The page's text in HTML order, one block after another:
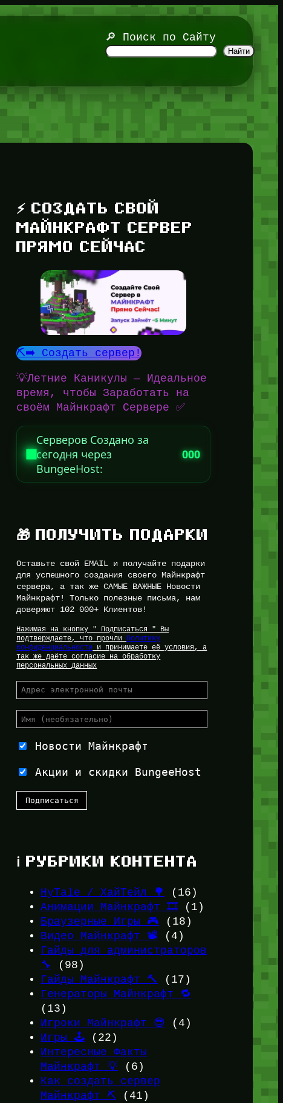
🔎 Поиск по Сайту
Найти
⚡ СОЗДАТЬ СВОЙ
МАЙНКРАФТ СЕРВЕР
ПРЯМО СЕЙЧАС
⛏️➡️ Создать сервер!
💡Летние Каникулы — Идеальное
время, чтобы Заработать на
своём Майнкрафт Сервере ✅
Серверов Создано за
сегодня через
BungeeHost:
000
🎁 ПОЛУЧИТЬ ПОДАРКИ
Оставьте свой EMAIL и получайте подарки
для успешного создания своего Майнкрафт
сервера, а так же САМЫЕ ВАЖНЫЕ Новости
Майнкрафт! Только полезные письма, нам
доверяют 102 000+ Клиентов!
Нажимая на кнопку " Подписаться " Вы
подтверждаете, что прочли Политику
Конфиденциальности и принимаете её условия, а
так же даёте согласие на обработку
Персональных Данных
Новости Майнкрафт
Акции и скидки BungeeHost
ℹ️ РУБРИКИ КОНТЕНТА
HyTale / ХайТейл 🌳
(16)
Анимации Майнкрафт 🎞️ (1)
Браузерные Игры 🎮 (18)
Видео Майнкрафт 📽️ (4)
Гайды для администраторов
🔧
(98)
Гайды Майнкрафт 🔨
(17)
Генераторы Майнкрафт 🔁
(13)
Игроки Майнкрафт 😎 (4)
Игры 🕹️ (22)
Интересные Факты
Майнкрафт 💡 (6)
Как создать сервер
Майнкрафт ⛏️ (41)